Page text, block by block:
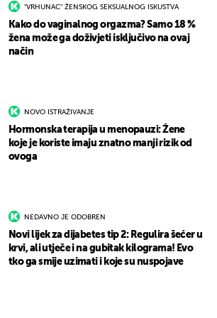
"VRHUNAC" ŽENSKOG SEKSUALNOG ISKUSTVA
Kako do vaginalnog orgazma? Samo 18 %
žena može ga doživjeti isključivo na ovaj
način
NOVO ISTRAŽIVANJE
Hormonska terapija u menopauzi: Žene
koje je koriste imaju znatno manji rizik od
ovoga
NEDAVNO JE ODOBREN
Novi lijek za dijabetes tip 2: Regulira šećer u
krvi, ali utječe i na gubitak kilograma! Evo
tko ga smije uzimati i koje su nuspojave